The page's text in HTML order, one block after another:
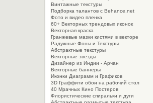
Винтажные текстуры
Подборка талантов с Behance.net
Фото и видео пленка
60+ Векторных трендовых иконок
Векторная краска
Гранжевые мазки кистями в векторе
Радужные Фоны и Текстуры
Абстрактные текстуры
Векторные звезды
Дизайнер из Индии - Арчан
Векторные баннеры
Иконки Диаграмм и Графиков
3D Граффити обои на рабочий стол
40 Мрачных Кино Постеров
Флористические спиральки и дуги